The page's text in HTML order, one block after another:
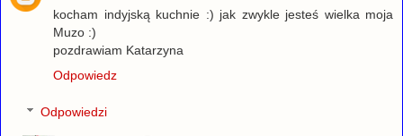
kocham indyjską kuchnie :) jak zwykle jesteś wielka moja
Muzo :)
pozdrawiam Katarzyna
Odpowiedz
Odpowiedzi